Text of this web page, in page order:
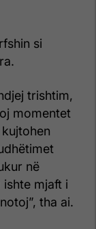
si
trishtim,
momentet
në
mjaft i
tha ai.